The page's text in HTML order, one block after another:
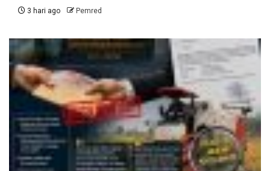
3 hari ago Pemred